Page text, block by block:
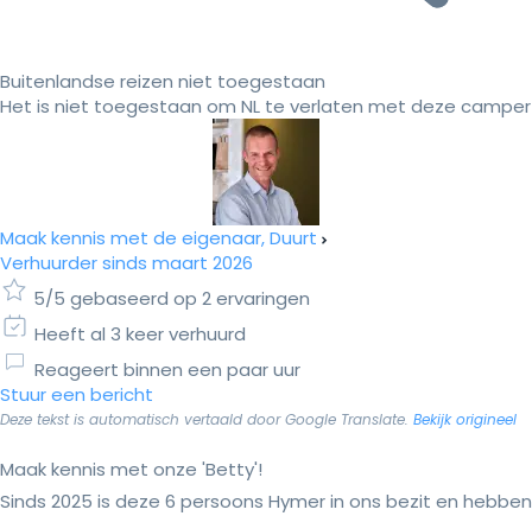
Buitenlandse reizen niet toegestaan
Het is niet toegestaan om NL te verlaten met deze camper
Maak kennis met de eigenaar, Duurt
Verhuurder sinds maart 2026
5/5 gebaseerd op 2 ervaringen
Heeft al 3 keer verhuurd
Reageert binnen een paar uur
Stuur een bericht
Deze tekst is automatisch vertaald door Google Translate. Bekijk origineel
Maak kennis met onze 'Betty'!
Sinds 2025 is deze 6 persoons Hymer in ons bezit en hebben